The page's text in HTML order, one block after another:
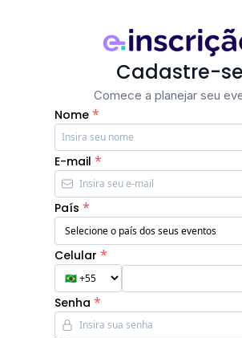
Cadastre-se
Comece a planejar seu
Nome *
E-mail *
País *
Celular *
Senha *